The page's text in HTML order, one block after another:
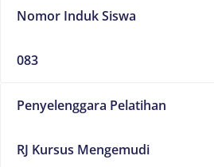
Nomor Induk Siswa
083
Penyelenggara Pelatihan
RJ Kursus Mengemudi